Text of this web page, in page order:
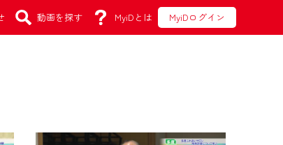
動画を探す MyiDとは MyiDログイン